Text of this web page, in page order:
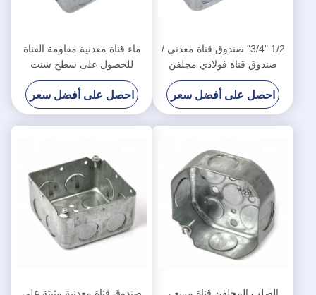
1/2 "3/4" صندوق قناة معدني /
صندوق قناة فولاذي مجلفن
سمك 0.8-1.5 مم
احصل على أفضل سعر
ماء قناة معدنية مقاومة القناة
للحصول على سطح شنت
الأسلاك حجم مخصص
احصل على أفضل سعر